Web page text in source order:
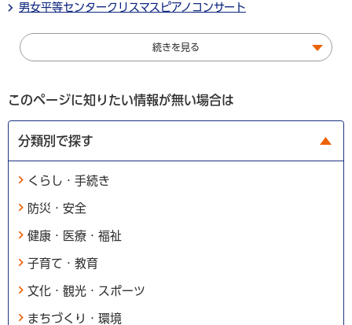
男女平等センタークリスマスピアノコンサート
続きを見る
このページに知りたい情報が無い場合は
分類別で探す
くらし・手続き
防災・安全
健康・医療・福祉
子育て・教育
文化・観光・スポーツ
まちづくり・環境